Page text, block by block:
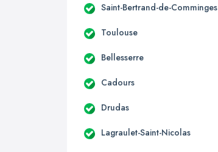
Saint-Bertrand-de-Comminges
Toulouse
Bellesserre
Cadours
Drudas
Lagraulet-Saint-Nicolas